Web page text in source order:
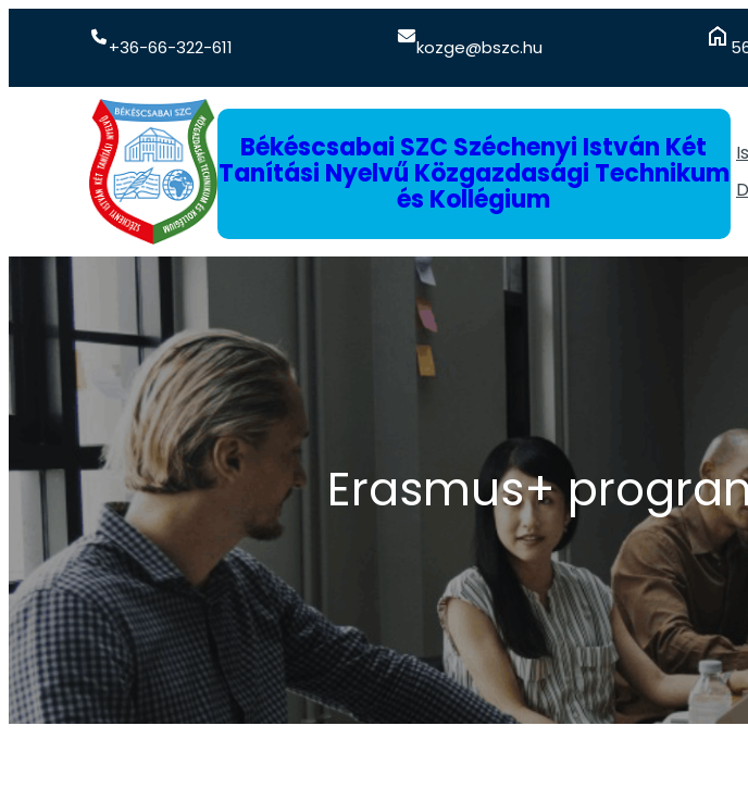
+36-66-322-611 kozge@bszc.hu
Békéscsabai SZC Széchenyi István Két
Tanítási Nyelvű Közgazdasági Technikum
és Kollégium
Erasmus+